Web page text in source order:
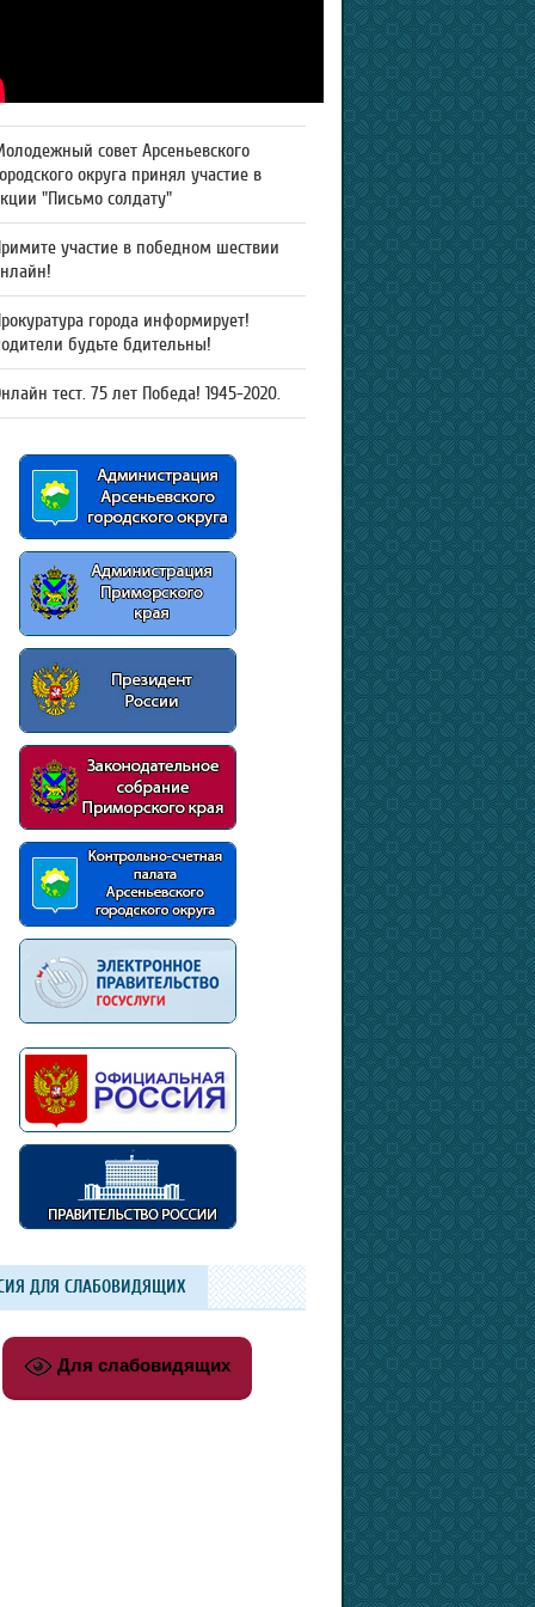
совет Арсеньевского
округа принял участие в
"Письмо солдату"
участие в победном шествии
города информирует!
будьте бдительны!
тест. 75 лет Победа! 1945-2020.
ДЛЯ СЛАБОВИДЯЩИХ
Для слабовидящих